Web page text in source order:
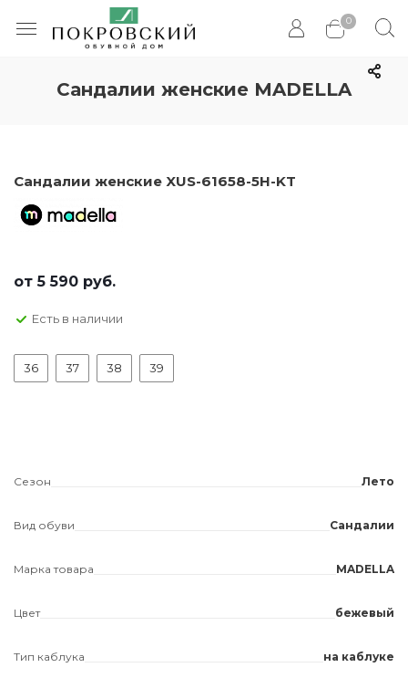
0
Сандалии женские MADELLA
Сандалии женские XUS-61658-5H-KT
от5 590 руб.
Есть в наличии
36 37 38 39
Сезон Лето
Вид обуви Сандалии
Марка товара MADELLA
Цвет бежевый
Тип каблука на каблуке